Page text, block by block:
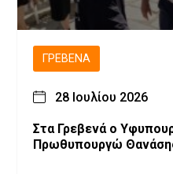
ΓΡΕΒΕΝΆ
28 Ιουλίου 2026
Στα Γρεβενά ο
Πρωθυπουργώ